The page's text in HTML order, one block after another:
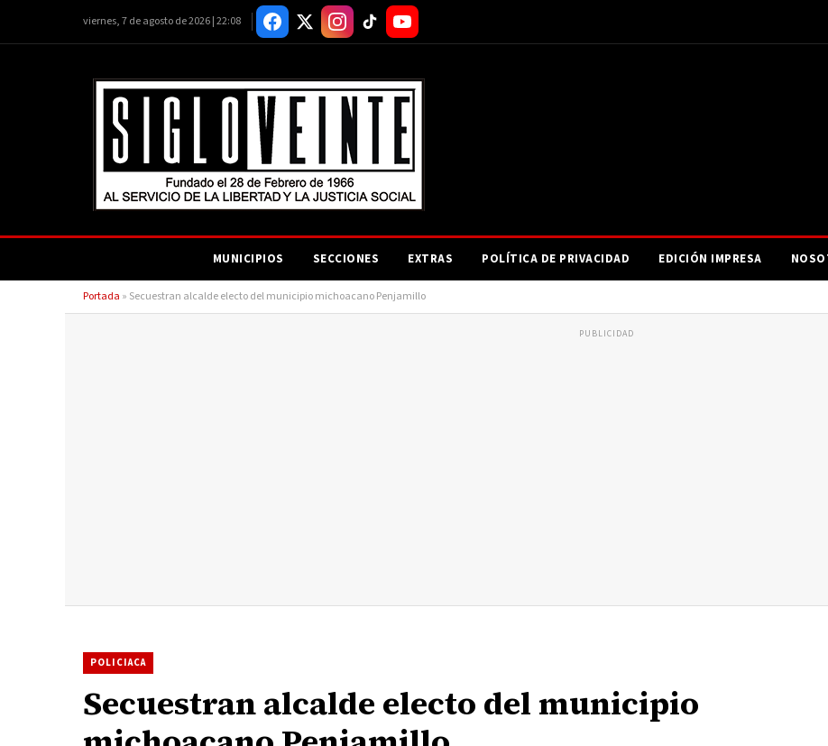
viernes, 7 de agosto de 2026 | 22:08
MUNICIPIOS SECCIONES EXTRAS POLÍTICA DE PRIVACIDAD EDICIÓN IMPRESA
Portada » Secuestran alcalde electo del municipio michoacano Penjamillo
PUBLICIDAD
POLICIACA
Secuestran alcalde electo del municipio